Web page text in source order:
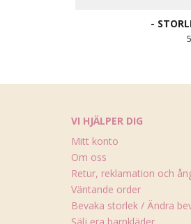
-
VI HJÄLPER DIG
Mitt konto
Om oss
Retur, reklamation och
Väntande order
Bevaka storlek / Ändra